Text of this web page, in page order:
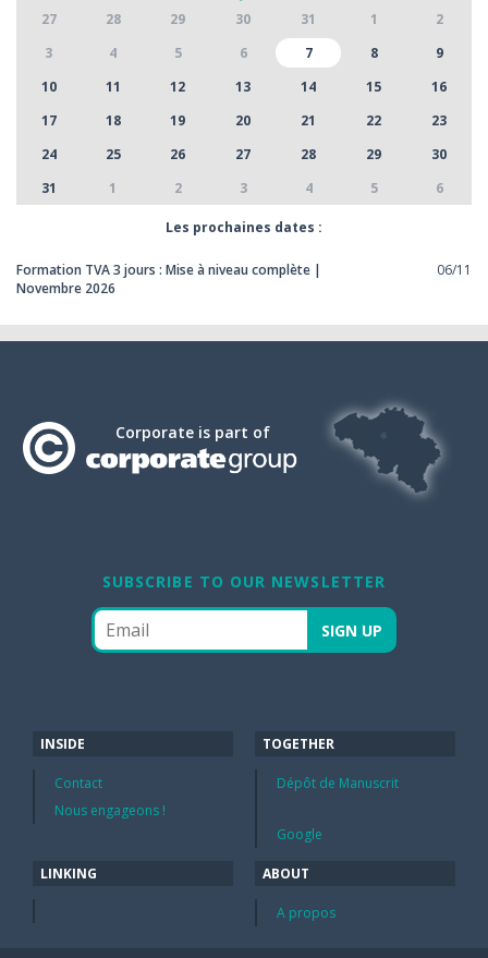
27
28 29 30 31 1
2
3
4 5 6 7 8
9
10
11 12 13 14 15
16
17
18 19 20 21 22
23
24
25 26 27 28 29
30
31
1 2 3 4 5 6
Les prochaines dates :
Formation TVA 3 jours : Mise à niveau complète |
Novembre 2026
06/11
Corporate is part of
SUBSCRIBE TO OUR NEWSLETTER
INSIDE
Contact
Nous engageons !
TOGETHER
Dépôt de Manuscrit
Google
LINKING ABOUT
A propos